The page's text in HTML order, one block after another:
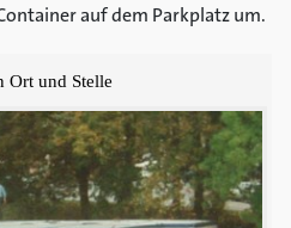
auf dem Parkplatz um.
Ort und Stelle